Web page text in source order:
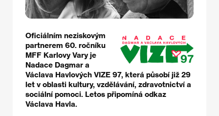
Oficiálním neziskovým
partnerem 60. ročníku
MFF Karlovy Vary je
Nadace Dagmar a
Václava Havlových VIZE 97, která působí již 29
let v oblasti kultury, vzdělávání, zdravotnictví a
sociální pomoci. Letos připomíná odkaz
Václava Havla.